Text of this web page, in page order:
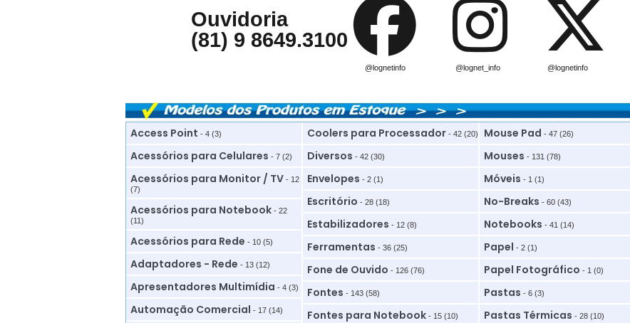
Ouvidoria
(81) 9 8649.3100
@lognetinfo @lognet_info @lognetinfo
Access Point - 4 (3)
Acessórios para Celulares - 7 (2)
Acessórios para Monitor / TV- 12
(7)
Acessórios para Notebook- 22
(11)
Acessórios para Rede - 10 (5)
Adaptadores - Rede - 13 (12)
Apresentadores Multimídia - 4 (3)
Automação Comercial - 17 (14)
Coolers para Processador- 42 (20)
Diversos - 42 (30)
Envelopes - 2 (1)
Escritório - 28 (18)
Estabilizadores - 12 (8)
Ferramentas - 36 (25)
Fone de Ouvido - 126 (76)
Fontes - 143 (58)
Fontes para Notebook- 15 (10)
Mouse Pad - 47 (26)
Mouses - 131 (78)
Móveis - 1 (1)
No-Breaks - 60 (43)
Notebooks - 41 (14)
Papel - 2 (1)
Papel Fotográfico - 1 (0)
Pastas - 6 (3)
Pastas Térmicas - 28 (10)